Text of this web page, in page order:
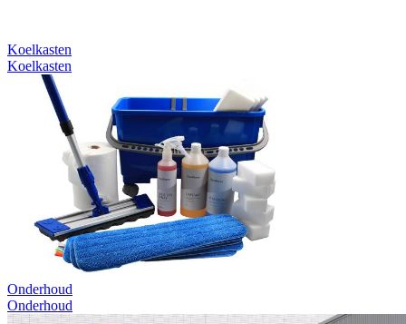
Koelkasten
Koelkasten
Onderhoud
Onderhoud